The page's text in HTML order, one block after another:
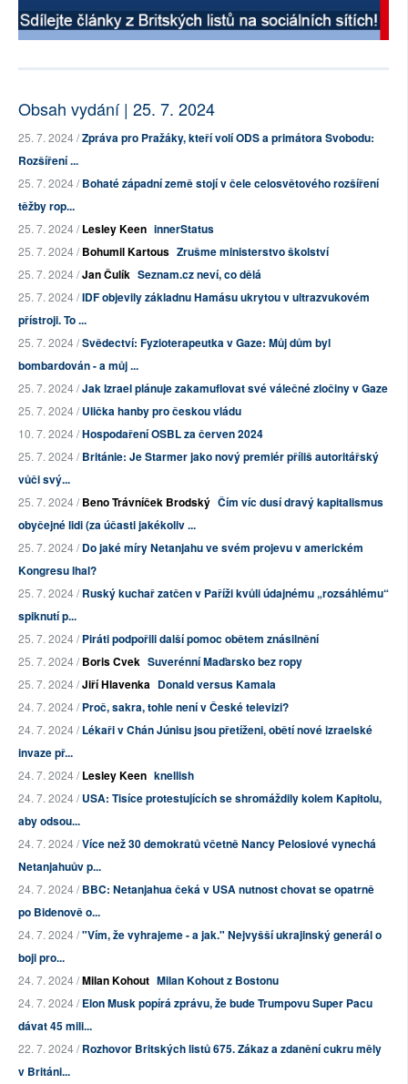
Obsah vydání | 25. 7. 2024
25. 7. 2024 /Zpráva pro Pražáky, kteří volí ODS a primátora Svobodu:
Rozšíření ...
25. 7. 2024 /Bohaté západní země stojí v čele celosvětového rozšíření
těžby rop...
25. 7. 2024 /Lesley Keen innerStatus
25. 7. 2024 /Bohumil Kartous Zrušme ministerstvo školství
25. 7. 2024 /Jan Čulík Seznam.cz neví, co dělá
25. 7. 2024 /IDF objevily základnu Hamásu ukrytou v ultrazvukovém
přístroji. To ...
25. 7. 2024 /Svědectví: Fyzioterapeutka v Gaze: Můj dům byl
bombardován - a můj ...
25. 7. 2024 /Jak Izrael plánuje zakamuflovat své válečné zločiny v Gaze
25. 7. 2024 /Ulička hanby pro českou vládu
10. 7. 2024 /Hospodaření OSBL za červen 2024
25. 7. 2024 /Británie: Je Starmer jako nový premiér příliš autoritářský
vůči svý...
25. 7. 2024 /Beno Trávníček Brodský Čím víc dusí dravý kapitalismus
obyčejné lidi (za účasti jakékoliv ...
25. 7. 2024 /Do jaké míry Netanjahu ve svém projevu v americkém
Kongresu lhal?
25. 7. 2024 /Ruský kuchař zatčen v Paříži kvůli údajnému „rozsáhlému“
spiknutí p...
25. 7. 2024 /Piráti podpořili další pomoc obětem znásilnění
25. 7. 2024 /Boris Cvek Suverénní Maďarsko bez ropy
25. 7. 2024 /Jiří Hlavenka Donald versus Kamala
24. 7. 2024 /Proč, sakra, tohle není v České televizi?
24. 7. 2024 /Lékaři v Chán Júnisu jsou přetíženi, obětí nové izraelské
invaze př...
24. 7. 2024 /Lesley Keen knellish
24. 7. 2024 /USA: Tisíce protestujících se shromáždily kolem Kapitolu,
aby odsou...
24. 7. 2024 /Více než 30 demokratů včetně Nancy Pelosiové vynechá
Netanjahuův p...
24. 7. 2024 /BBC: Netanjahua čeká v USA nutnost chovat se opatrně
po Bidenově o...
24. 7. 2024 /"Vím, že vyhrajeme - a jak." Nejvyšší ukrajinský generál o
boji pro...
24. 7. 2024 /Milan Kohout Milan Kohout z Bostonu
24. 7. 2024 /Elon Musk popírá zprávu, že bude Trumpovu Super Pacu
dávat 45 mili...
22. 7. 2024 /Rozhovor Britských listů 675. Zákaz a zdanění cukru měly
v Británi...